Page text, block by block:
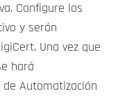
Configure los
y serán
Una vez que
hará
Automatización